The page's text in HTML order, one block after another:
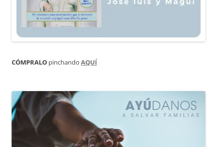
CÓMPRALO pinchando AQUÍ